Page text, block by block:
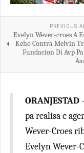
PREVIOUS
Evelyn Wever-croes A
Keho Contra Melvin
Fundacion Di Avp Pa
ORANJESTAD
pa realisa e
Wever-Croes
Evelyn Wever-